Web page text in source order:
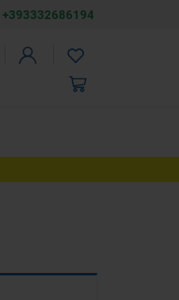
+393332686194